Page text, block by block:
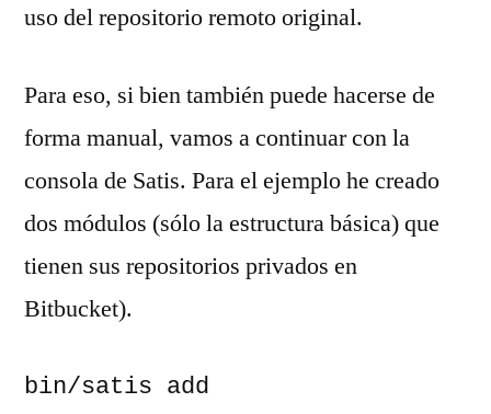
uso del repositorio remoto original.
Para eso, si bien también puede hacerse de
forma manual, vamos a continuar con la
consola de Satis. Para el ejemplo he creado
dos módulos (sólo la estructura básica) que
tienen sus repositorios privados en
Bitbucket).
bin/satis add